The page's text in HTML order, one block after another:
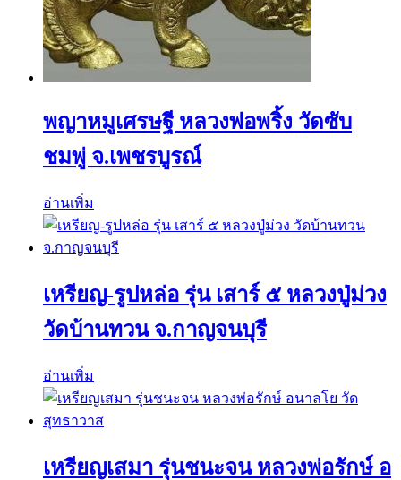
พญาหมูเศรษฐี หลวงพ่อพริ้ง วัดซับ
ชมพู่ จ.เพชรบูรณ์
อ่านเพิ่ม
เหรียญ-รูปหล่อ รุ่น เสาร์ ๕ หลวงปู่ม่วง
วัดบ้านทวน จ.กาญจนบุรี
อ่านเพิ่ม
เหรียญเสมา รุ่นชนะจน หลวงพ่อรักษ์ อ